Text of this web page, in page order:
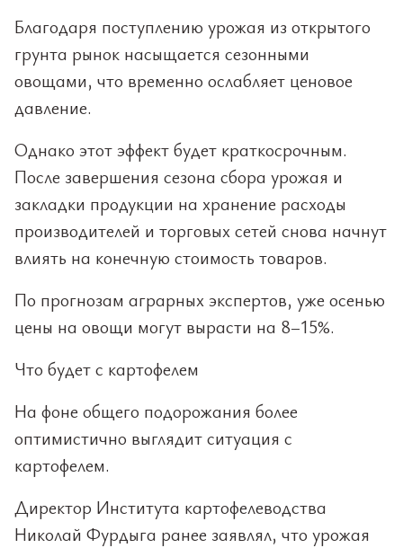
Благодаря поступлению урожая из открытого
грунта рынок насыщается сезонными
овощами, что временно ослабляет ценовое
давление.
Однако этот эффект будет краткосрочным.
После завершения сезона сбора урожая и
закладки продукции на хранение расходы
производителей и торговых сетей снова начнут
влиять на конечную стоимость товаров.
По прогнозам аграрных экспертов, уже осенью
цены на овощи могут вырасти на 8–15%.
Что будет с картофелем
На фоне общего подорожания более
оптимистично выглядит ситуация с
картофелем.
Директор Института картофелеводства
Николай Фурдыга ранее заявлял, что урожая